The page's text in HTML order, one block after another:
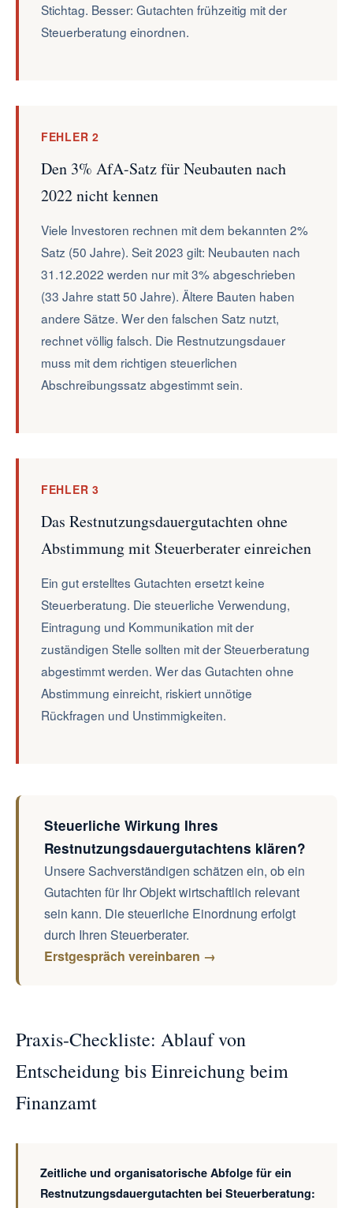
Stichtag. Besser: Gutachten frühzeitig mit der
Steuerberatung einordnen.
FEHLER 2
Den 3% AfA-Satz für Neubauten nach
2022 nicht kennen
Viele Investoren rechnen mit dem bekannten 2%
Satz (50 Jahre). Seit 2023 gilt: Neubauten nach
31.12.2022 werden nur mit 3% abgeschrieben
(33 Jahre statt 50 Jahre). Ältere Bauten haben
andere Sätze. Wer den falschen Satz nutzt,
rechnet völlig falsch. Die Restnutzungsdauer
muss mit dem richtigen steuerlichen
Abschreibungssatz abgestimmt sein.
FEHLER 3
Das Restnutzungsdauergutachten ohne
Abstimmung mit Steuerberater einreichen
Ein gut erstelltes Gutachten ersetzt keine
Steuerberatung. Die steuerliche Verwendung,
Eintragung und Kommunikation mit der
zuständigen Stelle sollten mit der Steuerberatung
abgestimmt werden. Wer das Gutachten ohne
Abstimmung einreicht, riskiert unnötige
Rückfragen und Unstimmigkeiten.
Steuerliche Wirkung Ihres
Restnutzungsdauergutachtens klären?
Unsere Sachverständigen schätzen ein, ob ein
Gutachten für Ihr Objekt wirtschaftlich relevant
sein kann. Die steuerliche Einordnung erfolgt
durch Ihren Steuerberater.
Erstgespräch vereinbaren →
Praxis-Checkliste: Ablauf von
Entscheidung bis Einreichung beim
Finanzamt
Zeitliche und organisatorische Abfolge für ein
Restnutzungsdauergutachten bei Steuerberatung: